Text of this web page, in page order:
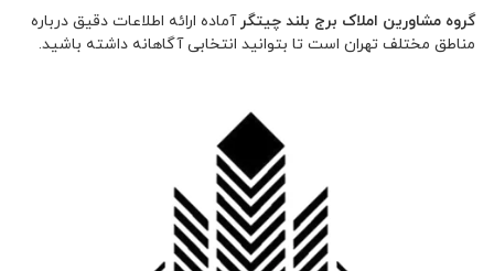
گروه مشاورین املاک برج بلند چیتگرآماده ارائه اطلاعات دقیق درباره
مناطق مختلف تهران است تا بتوانید انتخابی آگاهانه داشته باشید.